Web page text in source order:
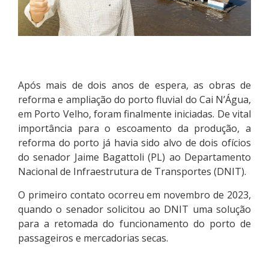
Após mais de dois anos de espera, as obras de
reforma e ampliação do porto fluvial do Cai N’Água,
em Porto Velho, foram finalmente iniciadas. De vital
importância para o escoamento da produção, a
reforma do porto já havia sido alvo de dois ofícios
do senador Jaime Bagattoli (PL) ao Departamento
Nacional de Infraestrutura de Transportes (DNIT).
O primeiro contato ocorreu em novembro de 2023,
quando o senador solicitou ao DNIT uma solução
para a retomada do funcionamento do porto de
passageiros e mercadorias secas.